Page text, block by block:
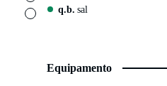
▢ q.b. sal
Equipamento